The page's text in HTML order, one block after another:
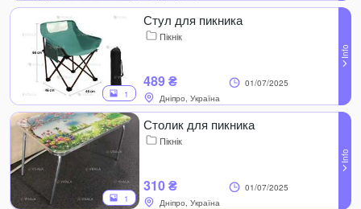
1
Стул для пикника
Пікнік
489 ₴
01/07/2025
Дніпро, Україна
1
Столик для пикника
Пікнік
310 ₴
01/07/2025
Дніпро, Україна